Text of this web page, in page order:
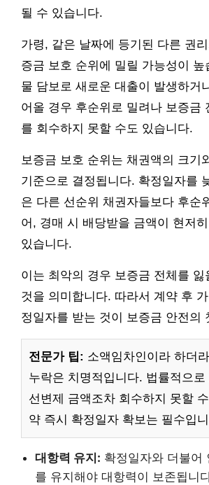
될 수 있습니다.
가령, 같은 날짜에 등기된 다른 권
증금 보호 순위에 밀릴 가능성이 높
물 담보로 새로운 대출이 발생하거
어올 경우 후순위로 밀려나 보증금
를 회수하지 못할 수도 있습니다.
보증금 보호 순위는 채권액의 크기
기준으로 결정됩니다. 확정일자를
은 다른 선순위 채권자들보다 후순
어, 경매 시 배당받을 금액이 현저히
있습니다.
이는 최악의 경우 보증금 전체를 잃
것을 의미합니다. 따라서 계약 후
정일자를 받는 것이 보증금 안전의
전문가 팁: 소액임차인이라 하더
누락은 치명적입니다. 법률적으
선변제 금액조차 회수하지 못할
약 즉시 확정일자 확보는 필수입
대항력 유지: 확정일자와 더불어
를 유지해야 대항력이 보존됩니